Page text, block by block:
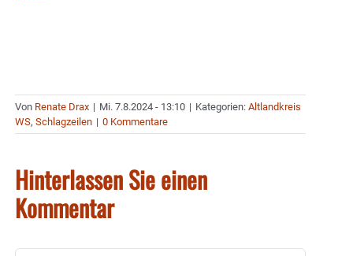
Von Renate Drax | Mi. 7.8.2024 - 13:10 | Kategorien: Altlandkreis
WS, Schlagzeilen | 0 Kommentare
Hinterlassen Sie einen
Kommentar